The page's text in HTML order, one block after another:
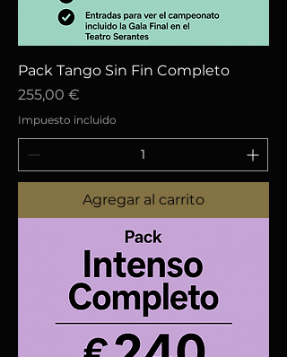
Pack Tango Sin Fin Completo
Precio
255,00 €
Impuesto incluido
Agregar al carrito